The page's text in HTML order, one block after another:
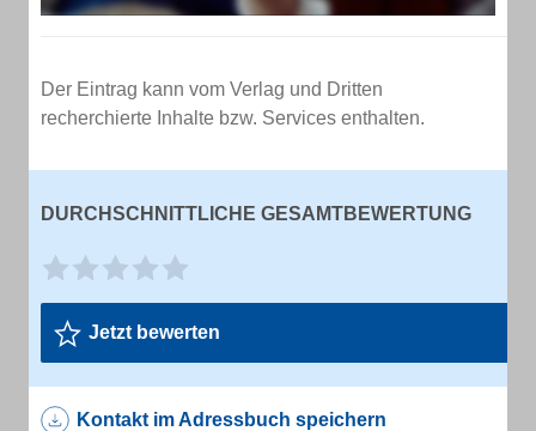
Der Eintrag kann vom Verlag und Dritten
recherchierte Inhalte bzw. Services enthalten.
DURCHSCHNITTLICHE GESAMTBEWERTUNG
Jetzt bewerten
Kontakt im Adressbuch speichern